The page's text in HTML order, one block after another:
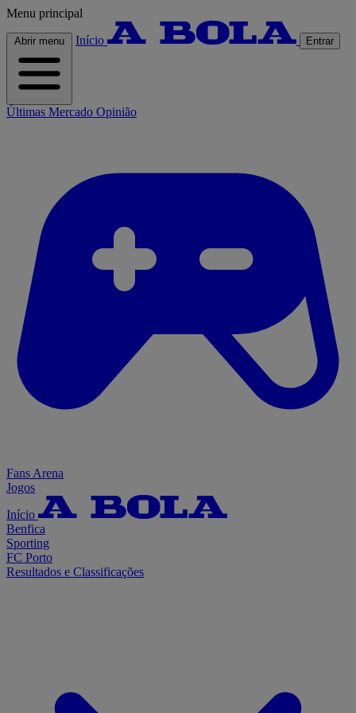
Menu principal
Abrir menu Início Entrar
Últimas Mercado Opinião
Fans Arena
Jogos
Início
Benfica
Sporting
FC Porto
Resultados e Classificações